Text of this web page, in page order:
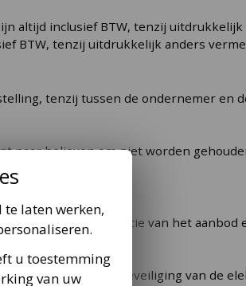
altijd inclusief BTW, tenzij
BTW, tenzij uitdrukkelijk anders
tenzij tussen de ondernemer en
naar believen om niet worden
te rekenen
van acceptatie van het aanbod
maatregelen ter beveiliging van de
laten werken,
u toestemming
van uw